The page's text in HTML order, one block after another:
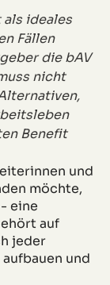
ideales
Fällen
die bAV
nicht
Benefit
und
möchte,
eine
auf
jeder
und